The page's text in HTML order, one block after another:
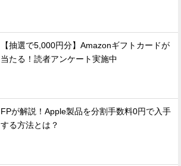
【抽選で5,000円分】Amazonギフトカードが
当たる！読者アンケート実施中
FPが解説！Apple製品を分割手数料0円で入手
する方法とは？